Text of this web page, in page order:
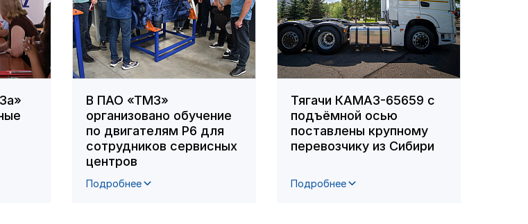
В ПАО «ТМЗ»
организовано обучение
по двигателям Р6 для
сотрудников сервисных
центров
Подробнее
Тягачи КАМАЗ-65659 с
подъёмной осью
поставлены крупному
перевозчику из Сибири
Подробнее